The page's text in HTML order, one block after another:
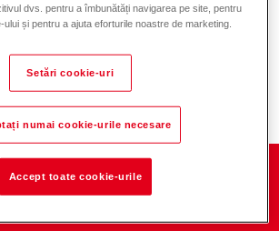
pentru energie și
mediu
dvs. pentru a îmbunătăți navigarea pe site, pentru
ului și pentru a ajuta eforturile noastre de marketing.
Setări cookie-uri
numai cookie-urile necesare
Accept toate cookie-urile